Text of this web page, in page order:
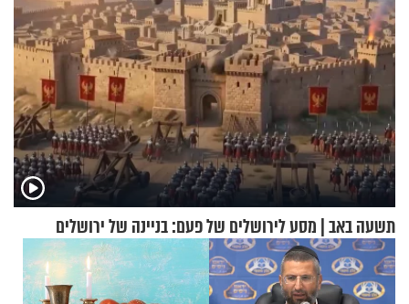
תשעה באב | מסע לירושלים של פעם: בניינה של ירושלים